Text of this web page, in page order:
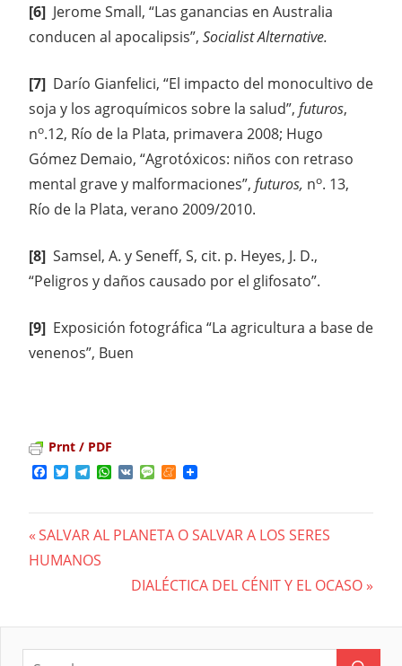
[6] Jerome Small, “Las ganancias en Australia
conducen al apocalipsis”, Socialist Alternative.
[7] Darío Gianfelici, “El impacto del monocultivo de
soja y los agroquímicos sobre la salud”, futuros,
no.12, Río de la Plata, primavera 2008; Hugo
Gómez Demaio, “Agrotóxicos: niños con retraso
mental grave y malformaciones”, futuros, no. 13,
Río de la Plata, verano 2009/2010.
[8] Samsel, A. y Seneff, S, cit. p. Heyes, J. D.,
“Peligros y daños causado por el glifosato”.
[9] Exposición fotográfica “La agricultura a base de
venenos”, Buen
Prnt / PDF
Facebook
TwitterTelegram
WhatsApp
VK MessageMeneame
Navegación
entradas
Previous
Post:
SALVAR AL PLANETA O SALVAR A LOS SERES
HUMANOS
Next
DIALÉCTICA DEL CÉNIT Y EL OCASO